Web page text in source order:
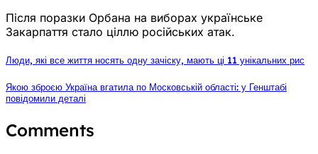
Після поразки Орбана на виборах українське
Закарпаття стало ціллю російських атак.
Люди, які все життя носять одну зачіску, мають ці 11 унікальних рис
Якою зброєю Україна вгатила по Московській області: у Генштабі
повідомили деталі
Comments